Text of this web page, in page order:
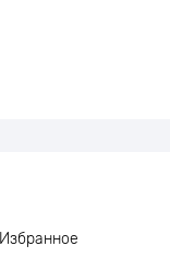
Избранное